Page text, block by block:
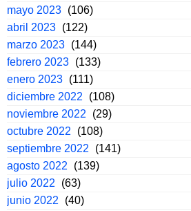
mayo 2023 (106)
abril 2023 (122)
marzo 2023 (144)
febrero 2023 (133)
enero 2023 (111)
diciembre 2022
(108)
noviembre 2022
(29)
octubre 2022
(108)
septiembre 2022
(141)
agosto 2022
(139)
julio 2022
(63)
junio 2022
(40)